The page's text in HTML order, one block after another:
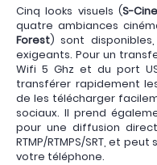
Cinq looks visuels (S-
quatre ambiances
Forest) sont
exigeants. Pour un
Wifi 5 Ghz et du port
transférer rapidement
de les télécharger
sociaux. Il prend
pour une diffusion
RTMP/RTMPS/SRT, et
votre téléphone.